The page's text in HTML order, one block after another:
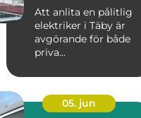
Att anlita en pålitlig
elektriker i Täby är
avgörande för både
priva...
05. jun